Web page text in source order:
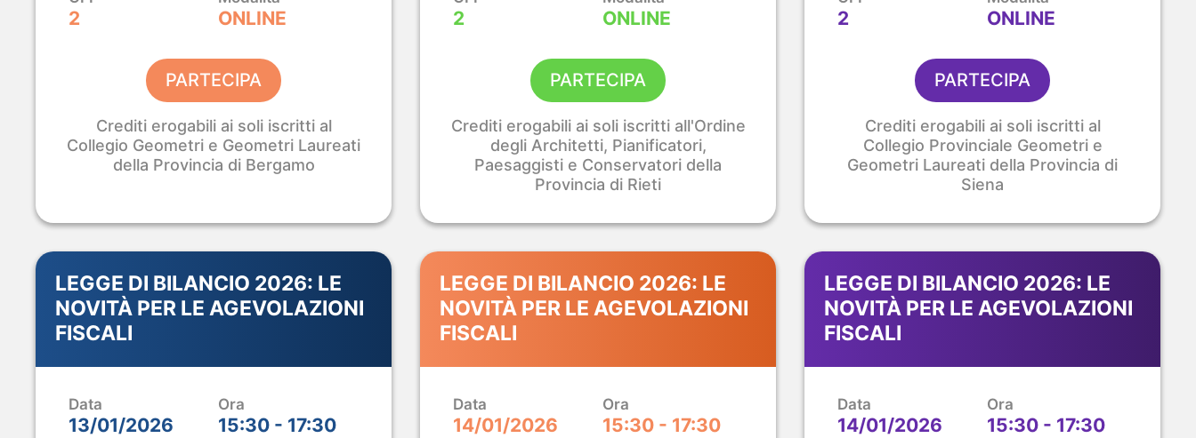
Certificazione
ASACERT
Percorsi da
48h o 72h
SCOPRI IL CORSO EGE
B-CAD 2026 · ROMA
4 – 5 – 6 Settembre · La Nuvola di Fuksas
alB-CAD 2026.
Ci sei anche tu?
2 ONLINE
PARTECIPA
Crediti erogabili ai soli iscritti al
Collegio Geometri e Geometri Laureati
della Provincia di Bergamo
2 ONLINE
PARTECIPA
Crediti erogabili ai soli iscritti all'Ordine
degli Architetti, Pianificatori,
Paesaggisti e Conservatori della
Provincia di Rieti
2 ONLINE
PARTECIPA
Crediti erogabili ai soli iscritti al
Collegio Provinciale Geometri e
Geometri Laureati della Provincia di
Siena
LEGGE DI BILANCIO 2026: LE
NOVITÀ PER LE AGEVOLAZIONI
FISCALI
Data Ora
13/01/2026 15:30 - 17:30
LEGGE DI BILANCIO 2026: LE
NOVITÀ PER LE AGEVOLAZIONI
FISCALI
Data Ora
14/01/2026 15:30 - 17:30
LEGGE DI BILANCIO 2026: LE
NOVITÀ PER LE AGEVOLAZIONI
FISCALI
Data Ora
14/01/2026 15:30 - 17:30